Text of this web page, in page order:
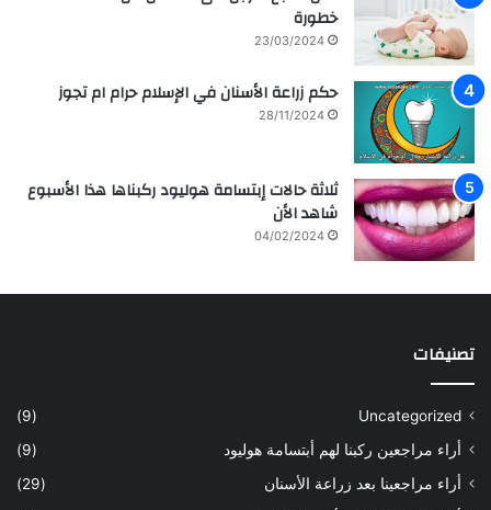
خطورة
23/03/2024
حكم زراعة الأسنان في الإسلام حرام ام تجوز
28/11/2024
ثلاثة حالات إبتسامة هوليود ركبناها هذا الأسبوع
شاهد الأن
04/02/2024
تصنيفات
Uncategorized
(9)
أراء مراجعين ركبنا لهم أبتسامة هوليود
(9)
أراء مراجعينا بعد زراعة الأسنان
(29)